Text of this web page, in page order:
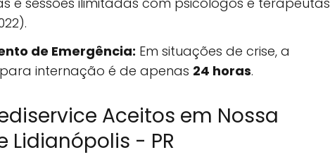
de Emergência: Em situações de crise, a
internação é de apenas 24 horas.
Aceitos em Nossa
Lidianópolis - PR